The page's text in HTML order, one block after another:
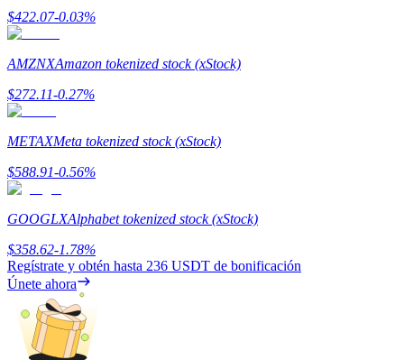
Invita a un amigo para recibir recompensas en efectivo
Deposit CASHCAT & Win
Share 500000 CASHCAT prize pool
$422.07-0.03%
AMZNXAmazon tokenized stock (xStock)
$272.11-0.27%
METAXMeta tokenized stock (xStock)
$588.91-0.56%
GOOGLXAlphabet tokenized stock (xStock)
$358.62-1.78%
Regístrate y obtén hasta 236 USDT de bonificación
Únete ahora